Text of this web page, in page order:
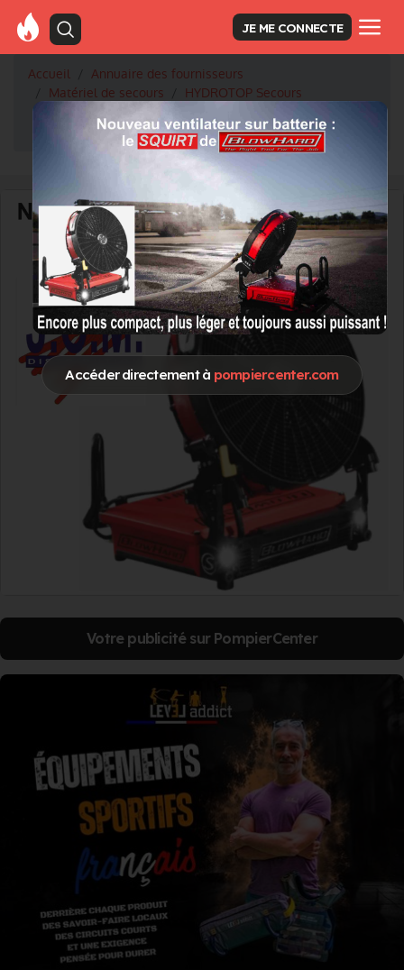
Accéder directement à pompiercenter.com
JE ME CONNECTE
Accueil
Annuaire des fournisseurs
Matériel de secours
HYDROTOP Secours
Nouveau catalogue : Matériel SAV "Fort courant &
Inondations"
Votre publicité sur PompierCenter